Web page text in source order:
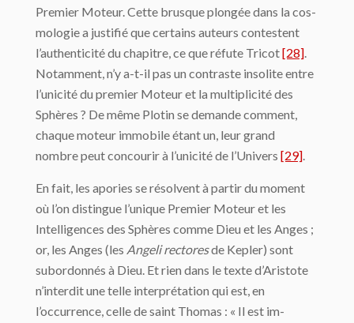
Premier Moteur. Cette brusque plongée dans la cos­
mologie a justifié que certains auteurs contestent
l’authenticité du chapitre, ce que réfute Tricot[28].
Notamment, n’y a-t-il pas un contraste insolite entre
l’unicité du premier Moteur et la multiplicité des
Sphères ? De même Plotin se demande comment,
chaque moteur immobile étant un, leur grand
nombre peut concourir à l’unicité de l’Univers [29].
En fait, les apories se résolvent à partir du moment
où l’on distingue l’unique Premier Moteur et les
Intelligences des Sphères comme Dieu et les Anges ;
or, les Anges (les Angeli rectoresde Kepler) sont
subordonnés à Dieu. Et rien dans le texte d’Aristote
n’in­terdit une telle interprétation qui est, en
l’occurrence, celle de saint Thomas : « Il est im­